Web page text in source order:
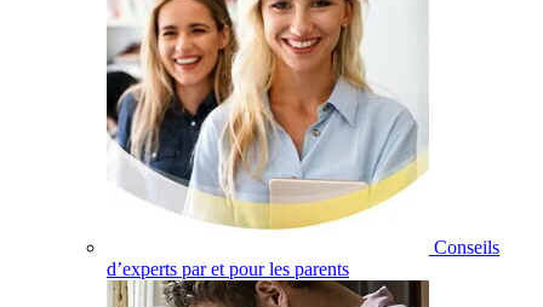
Conseils
d’experts par et pour les parents